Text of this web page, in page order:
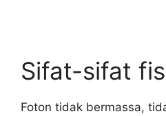
Sifat-sifat
Foton tidak bermassa,